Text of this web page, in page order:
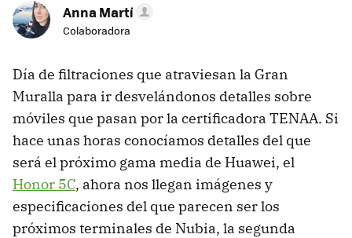
Anna Martí
Colaboradora
Día de filtraciones que atraviesan la Gran
Muralla para ir desvelándonos detalles sobre
móviles que pasan por la certificadora TENAA. Si
hace unas horas conocíamos detalles del que
será el próximo gama media de Huawei, el
Honor 5C, ahora nos llegan imágenes y
especificaciones del que parecen ser los
próximos terminales de Nubia, la segunda